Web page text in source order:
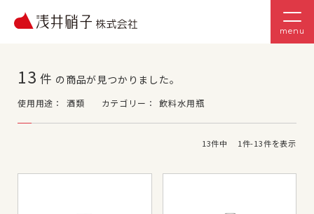
menu
13 件 の商品が見つかりました。
使用用途： 酒類 カテゴリー： 飲料水用瓶
13件中 1件-13件を表示